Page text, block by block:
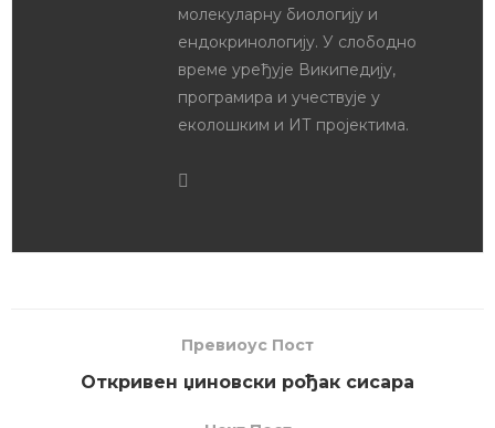
молекуларну биологију и
ендокринологију. У слободно
време уређује Википедију,
програмира и учествује у
еколошким и ИТ пројектима.
Превиоус Пост
Откривен џиновски рођак сисара